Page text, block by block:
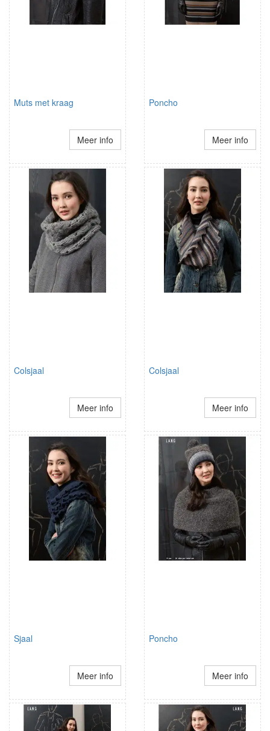
Muts met kraag
Meer info
Poncho
Meer info
Colsjaal
Meer info
Colsjaal
Meer info
Sjaal
Meer info
Poncho
Meer info